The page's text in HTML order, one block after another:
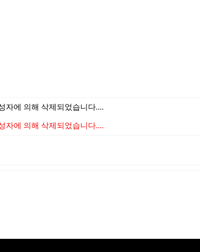
자에 의해 삭제되었습니다....
자에 의해 삭제되었습니다....